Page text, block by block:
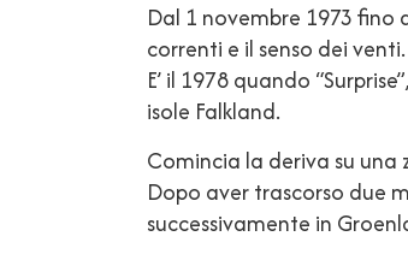
Dal 1 novembre 1973
correnti e il senso dei venti.
E’ il 1978 quando
isole Falkland.
Comincia la deriva su
Dopo aver trascorso due
successivamente in